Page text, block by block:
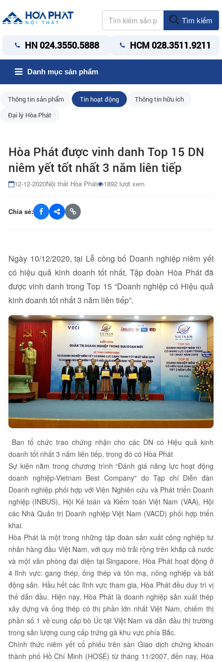
Tìm kiếm
HN 024.3550.5888 HCM 028.3511.9211
Danh mục sản phẩm
Thông tin sản phẩm Tin hoạt động
Thông tin hữu ích
Đại lý Hòa Phát
Hòa Phát được vinh danh Top 15 DN
niêm yết tốt nhất 3 năm liên tiếp
12-12-2020Nội thất Hòa Phát 1892 lượt xem
Chia sẻ:
Ngày 10/12/2020, tại Lễ công bố Doanh nghiệp niêm yết
có hiệu quả kinh doanh tốt nhất, Tập đoàn Hòa Phát đã
được vinh danh trong Top 15 “Doanh nghiệp có Hiệu quả
kinh doanh tốt nhất 3 năm liên tiếp”.
Ban tổ chức trao chứng nhận cho các DN có Hiệu quả kinh
doanh tốt nhất 3 năm liên tiếp, trong đó có Hòa Phát
Sự kiện nằm trong chương trình “Đánh giá năng lực hoạt động
doanh nghiệp-Vietnam Best Company" do Tạp chí Diễn đàn
Doanh nghiệp phối hợp với Viện Nghiên cứu và Phát triển Doanh
nghiệp (INBUS), Hội Kế toán và Kiểm toán Việt Nam (VAA), Hội
các Nhà Quản trị Doanh nghiệp Việt Nam (VACD) phối hợp triển
khai.
Hòa Phát là một trong những tập đoàn sản xuất công nghiệp tư
nhân hàng đầu Việt Nam, với quy mô trải rộng trên khắp cả nước
và một văn phòng đại diện tại Singapore, Hòa Phát hoạt động ở
4 lĩnh vực: gang thép, ống thép và tôn mạ, nông nghiệp và bất
động sản. Hầu hết các lĩnh vực tham gia, Hòa Phát đều duy trì vị
thế dẫn đầu. Hiện nay, Hòa Phát là doanh nghiệp sản xuất thép
xây dựng và ống thép có thị phần lớn nhất Việt Nam, chiếm thị
phần số 1 về cung cấp bò Úc tại Việt Nam và dẫn đầu thị trường
trong sản lượng cung cấp trứng gà khu vực phía Bắc.
Chính thức niêm yết cổ phiếu trên sàn Giao dịch chứng khoán
thành phố Hồ Chí Minh (HOSE) từ tháng 11/2007, đến nay, Hòa